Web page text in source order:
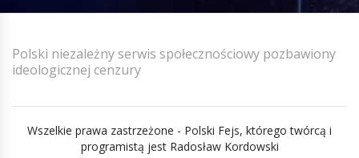
Polski niezależny serwis społecznościowy pozbawiony
ideologicznej cenzury
Wszelkie prawa zastrzeżone - Polski Fejs, którego twórcą i
programistą jest Radosław Kordowski